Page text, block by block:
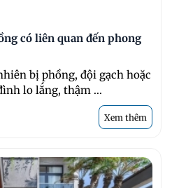
có liên quan đến phong
bị phồng, đội gạch hoặc
lo lắng, thậm ...
Xem thêm